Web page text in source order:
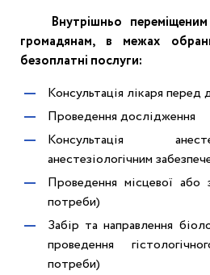
Внутрішньо
громадянам, в межах
безоплатні послуги:
Консультація лікаря перед
Проведення дослідження
Консультація
анестезіологічним
Проведення місцевої або
потреби)
Забір та направлення
проведення
потреби)